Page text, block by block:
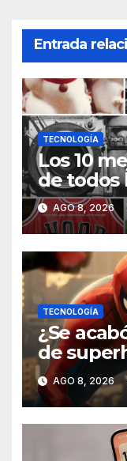
Entrada
TECNOLOGÍA
Los 10
de todos
AGO 8, 2026
TECNOLOGÍA
¿Se
de
por los
Brand
esa
AGO 8, 2026